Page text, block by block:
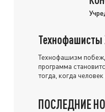
Технофашисты
Технофашизм
программа
тогда, когда
ПОСЛЕДНИЕ